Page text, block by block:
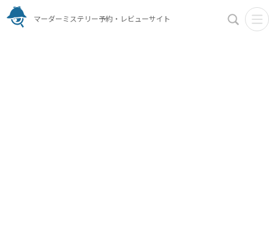
マーダーミステリー予約・レビューサイト